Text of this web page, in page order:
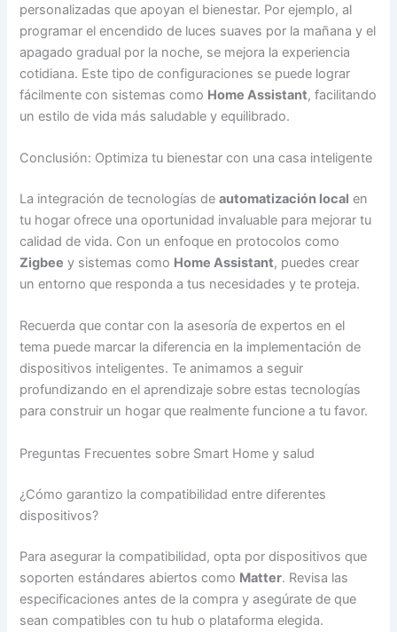
personalizadas que apoyan el bienestar. Por ejemplo, al
programar el encendido de luces suaves por la mañana y el
apagado gradual por la noche, se mejora la experiencia
cotidiana. Este tipo de configuraciones se puede lograr
fácilmente con sistemas como Home Assistant, facilitando
un estilo de vida más saludable y equilibrado.
Conclusión: Optimiza tu bienestar con una casa inteligente
La integración de tecnologías deautomatización local en
tu hogar ofrece una oportunidad invaluable para mejorar tu
calidad de vida. Con un enfoque en protocolos como
Zigbee y sistemas como Home Assistant, puedes crear
un entorno que responda a tus necesidades y te proteja.
Recuerda que contar con la asesoría de expertos en el
tema puede marcar la diferencia en la implementación de
dispositivos inteligentes. Te animamos a seguir
profundizando en el aprendizaje sobre estas tecnologías
para construir un hogar que realmente funcione a tu favor.
Preguntas Frecuentes sobre Smart Home y salud
¿Cómo garantizo la compatibilidad entre diferentes
dispositivos?
Para asegurar la compatibilidad, opta por dispositivos que
soporten estándares abiertos como Matter. Revisa las
especificaciones antes de la compra y asegúrate de que
sean compatibles con tu hub o plataforma elegida.